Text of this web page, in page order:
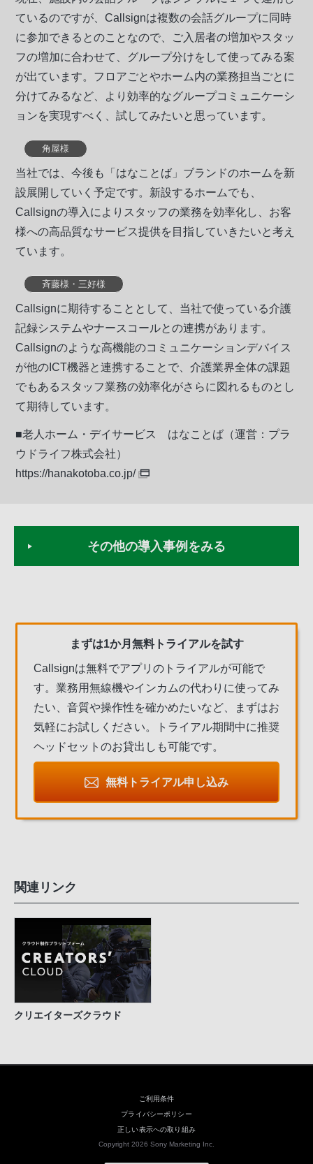
ているのですが、Callsignは複数の会話グループに同時
に参加できるとのことなので、ご入居者の増加やスタッ
フの増加に合わせて、グループ分けをして使ってみる案
が出ています。フロアごとやホーム内の業務担当ごとに
分けてみるなど、より効率的なグループコミュニケーシ
ョンを実現すべく、試してみたいと思っています。
角屋様
当社では、今後も「はなことば」ブランドのホームを新
設展開していく予定です。新設するホームでも、
Callsignの導入によりスタッフの業務を効率化し、お客
様への高品質なサービス提供を目指していきたいと考え
ています。
斉藤様・三好様
Callsignに期待することとして、当社で使っている介護
記録システムやナースコールとの連携があります。
Callsignのような高機能のコミュニケーションデバイス
が他のICT機器と連携することで、介護業界全体の課題
でもあるスタッフ業務の効率化がさらに図れるものとし
て期待しています。
■老人ホーム・デイサービス はなことば（運営：プラ
ウドライフ株式会社）
https://hanakotoba.co.jp/
その他の導入事例をみる
まずは1か月無料トライアルを試す
Callsignは無料でアプリのトライアルが可能で
す。業務用無線機やインカムの代わりに使ってみ
たい、音質や操作性を確かめたいなど、まずはお
気軽にお試しください。トライアル期間中に推奨
ヘッドセットのお貸出しも可能です。
無料トライアル申し込み
関連リンク
クリエイターズクラウド
ご利用条件
プライバシーポリシー
正しい表示への取り組み
Copyright 2026 Sony Marketing Inc.